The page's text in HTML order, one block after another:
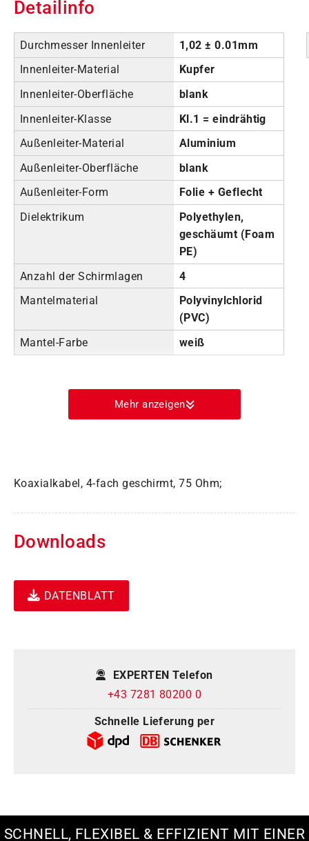
Detailinfo
Durchmesser Innenleiter
1,02 ± 0.01mm
Innenleiter-Material
Kupfer
Innenleiter-Oberfläche
blank
Innenleiter-Klasse
Kl.1 = eindrähtig
Außenleiter-Material
Aluminium
Außenleiter-Oberfläche
blank
Außenleiter-Form
Folie + Geflecht
Dielektrikum
Polyethylen,
geschäumt (Foam
PE)
Anzahl der Schirmlagen
4
Mantelmaterial
Polyvinylchlorid
(PVC)
Mantel-Farbe
weiß
Mehr anzeigen
Koaxialkabel, 4-fach geschirmt, 75 Ohm;
Downloads
DATENBLATT
EXPERTEN Telefon
+43 7281 80200 0
Schnelle Lieferung per
SCHNELL, FLEXIBEL & EFFIZIENT MIT EINER